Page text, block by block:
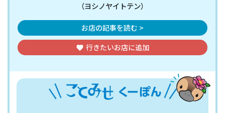
（ヨシノヤイトテン）
お店の記事を読む >
favorite 行きたいお店に追加